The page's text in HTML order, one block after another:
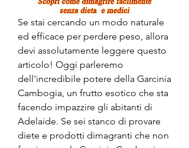
Se stai cercando un modo naturale
ed efficace per perdere peso, allora
devi assolutamente leggere questo
articolo! Oggi parleremo
dell'incredibile potere della Garcinia
Cambogia, un frutto esotico che sta
facendo impazzire gli abitanti di
Adelaide. Se sei stanco di provare
diete e prodotti dimagranti che non